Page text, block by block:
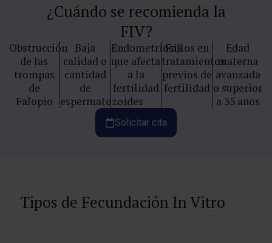
¿Cuándo se recomienda la
FIV?
Obstrucción
de las
trompas
de
Falopio
Baja
calidad o
cantidad
de
espermatozoides
Endometriosis
que afecta
a la
fertilidad
Fallos en
tratamientos
previos de
fertilidad
Edad
materna
avanzada
o superior
a 35 años
Solicitar cita
Tipos de Fecundación In Vitro